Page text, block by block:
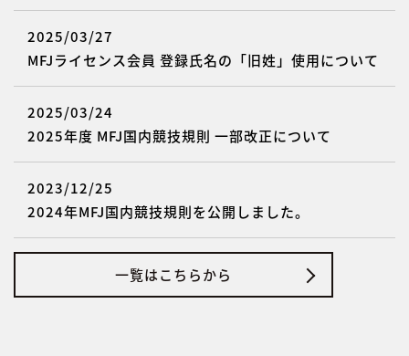
2025/03/27
MFJライセンス会員 登録氏名の「旧姓」使用について
2025/03/24
2025年度 MFJ国内競技規則 一部改正について
2023/12/25
2024年MFJ国内競技規則を公開しました。
一覧はこちらから